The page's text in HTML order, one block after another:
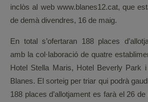
inclòs al web www.blanes12.cat, que
de demà divendres, 16 de maig.
En total s’ofertaran 188 places
amb la col·laboració de quatre
Hotel Stella Maris, Hotel Beverly Park i
Blanes. El sorteig per triar qui podrà
188 places d’allotjament es farà el 26 de